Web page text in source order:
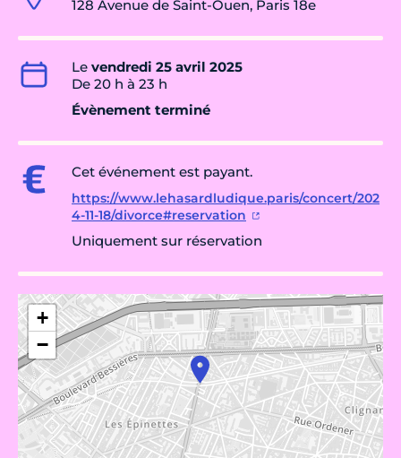
128 Avenue de Saint-Ouen, Paris 18e
Le vendredi 25 avril 2025
De 20 h à 23 h
Évènement terminé
Cet événement est payant.
https://www.lehasardludique.paris/concert/202
4-11-18/divorce#reservation
Uniquement sur réservation
+
−